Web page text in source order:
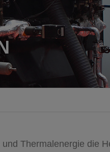
Thermalenergie die